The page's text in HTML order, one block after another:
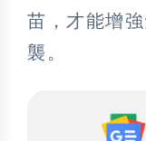
苗，才能增
襲。